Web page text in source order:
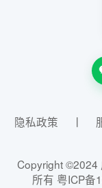
隐私政策 丨
Copyright ©2024
所有 粤ICP备